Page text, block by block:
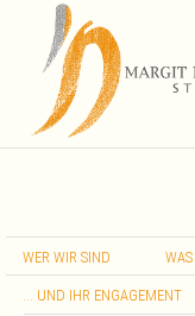
WER WIR SIND WAS
UND IHR ENGAGEMENT